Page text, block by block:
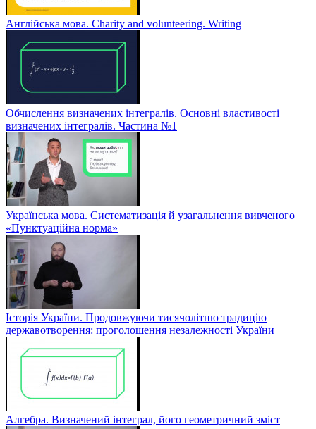
Англійська мова. Charity and volunteering. Writing
Обчислення визначених інтегралів. Основні властивості
визначених інтегралів. Частина №1
Українська мова. Систематизація й узагальнення вивченого
«Пунктуаційна норма»
Історія України. Продовжуючи тисячолітню традицію
державотворення: проголошення незалежності України
Алгебра. Визначений інтеграл, його геометричний зміст